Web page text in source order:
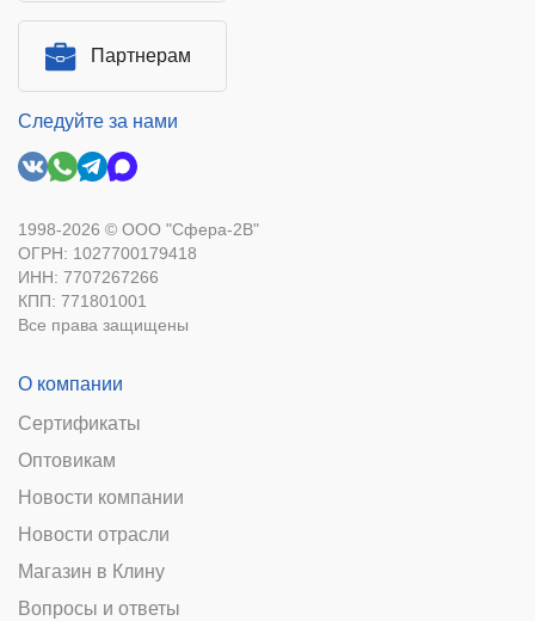
Партнерам
Следуйте за нами
1998-2026 © ООО "Сфера-2В"
ОГРН: 1027700179418
ИНН: 7707267266
КПП: 771801001
Все права защищены
О компании
Сертификаты
Оптовикам
Новости компании
Новости отрасли
Магазин в Клину
Вопросы и ответы